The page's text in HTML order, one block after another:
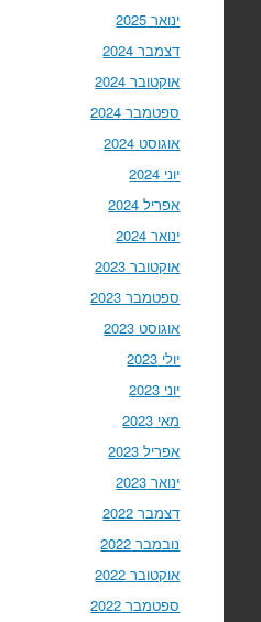
ינואר 2025
דצמבר 2024
אוקטובר 2024
ספטמבר 2024
אוגוסט 2024
יוני 2024
אפריל 2024
ינואר 2024
אוקטובר 2023
ספטמבר 2023
אוגוסט 2023
יולי 2023
יוני 2023
מאי 2023
אפריל 2023
ינואר 2023
דצמבר 2022
נובמבר 2022
אוקטובר 2022
ספטמבר 2022